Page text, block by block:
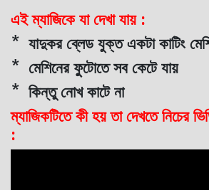
এই ম্যাজিকে যা দেখা যায় :
* যাদুকর ব্লেড যুক্ত একটা কাটিং
* মেশিনের ফুুটোতে সব কেটে যায়
* কিন্তু নোখ কাটে না
ম্যাজিকটিতে কী হয় তা দেখতে নিচের
: